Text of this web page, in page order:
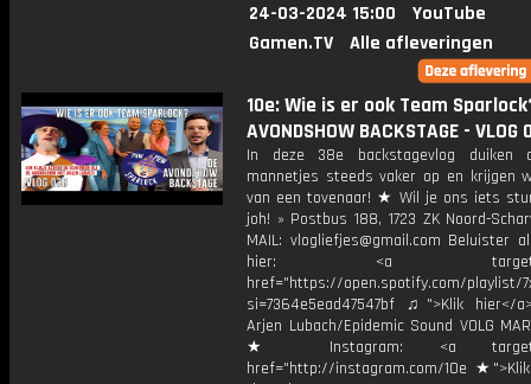
24-03-2024 15:00
YouTube
Gamen.TV
Alle afleveringen
10e: Wie is er ook Team
AVONDSHOW BACKSTAGE - VLOG
In deze 38e backstagevlog duiken
mannetjes steeds vaker op en krijgen
van een tovenaar! ★ Wil je ons iets
joh! » Postbus 188, 1723 ZK Noord-
MAIL: vlogliefjes@gmail.com Beluister
hier: <a
href="https://open.spotify.com/playlist/
si=7364e5ead47547bf ♫">Klik hier</
Arjen Lubach/Epidemic Sound VOLG
★ Instagram: <a
href="http://instagram.com/10e